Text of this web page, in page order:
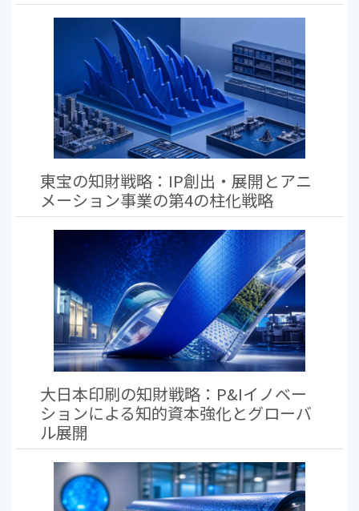
東宝の知財戦略：IP創出・展開とアニ
メーション事業の第4の柱化戦略
大日本印刷の知財戦略：P&Iイノベー
ションによる知的資本強化とグローバ
ル展開